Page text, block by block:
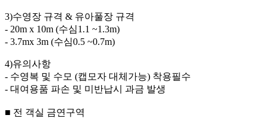
3)수영장 규격 & 유아풀장 규격
- 20m x 10m (수심1.1 ~1.3m)
- 3.7mx 3m (수심0.5 ~0.7m)
4)유의사항
- 수영복 및 수모 (캡모자 대체가능) 착용필수
- 대여용품 파손 및 미반납시 과금 발생
■ 전 객실 금연구역